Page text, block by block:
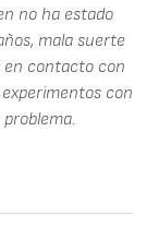
no ha estado
mala suerte
en contacto con
con